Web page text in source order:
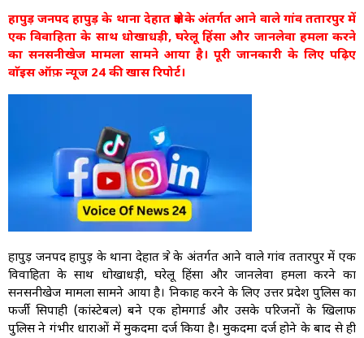
हापुड़ जनपद हापुड़ के थाना देहात क्षेत्र के अंतर्गत आने वाले गांव ततारपुर में
एक विवाहिता के साथ धोखाधड़ी, घरेलू हिंसा और जानलेवा हमला करने
का सनसनीखेज मामला सामने आया है। पूरी जानकारी के लिए पढ़िए
वाॅइस ऑफ़ न्यूज 24 की खास रिपोर्ट।
हापुड़ जनपद हापुड़ के थाना देहात क्षेत्र के अंतर्गत आने वाले गांव ततारपुर में एक
विवाहिता के साथ धोखाधड़ी, घरेलू हिंसा और जानलेवा हमला करने का
सनसनीखेज मामला सामने आया है। निकाह करने के लिए उत्तर प्रदेश पुलिस का
फर्जी सिपाही (कांस्टेबल) बने एक होमगार्ड और उसके परिजनों के खिलाफ
पुलिस ने गंभीर धाराओं में मुकदमा दर्ज किया है। मुकदमा दर्ज होने के बाद से ही